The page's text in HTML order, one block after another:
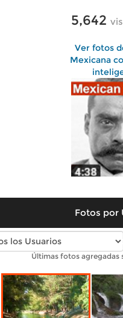
5,642
Ver fotos
Mexicana
Fotos por
Fotos modernas de
Últimas fotos agregadas